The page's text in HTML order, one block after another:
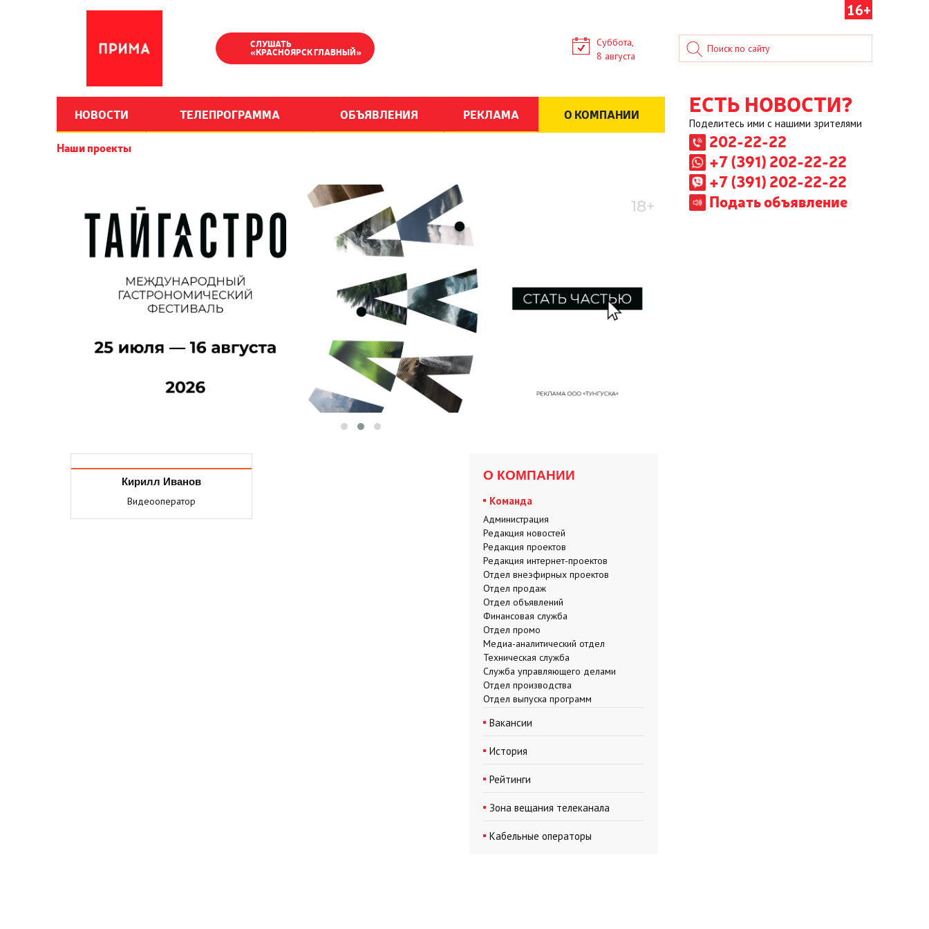
16+
СЛУШАТЬ
«КРАСНОЯРСК ГЛАВНЫЙ»
Суббота,
8 августа
НОВОСТИ ТЕЛЕПРОГРАММА ОБЪЯВЛЕНИЯ РЕКЛАМА О КОМПАНИИ
Наши проекты
ЕСТЬ НОВОСТИ?
Поделитесь ими с нашими зрителями
202-22-22
+7 (391) 202-22-22
+7 (391) 202-22-22
Подать объявление
Кирилл Иванов
Видеооператор
О КОМПАНИИ
Команда
Администрация
Редакция новостей
Редакция проектов
Редакция интернет-проектов
Отдел внеэфирных проектов
Отдел продаж
Отдел объявлений
Финансовая служба
Отдел промо
Медиа-аналитический отдел
Техническая служба
Служба управляющего делами
Отдел производства
Отдел выпуска программ
Вакансии
История
Рейтинги
Зона вещания телеканала
Кабельные операторы